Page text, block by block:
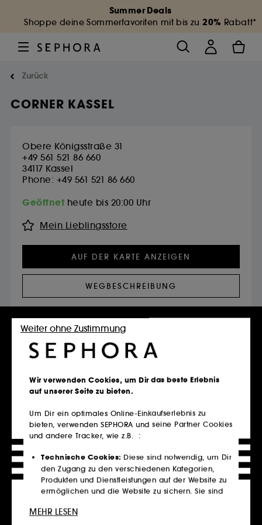
Summer Deals
Shoppe deine Sommerfavoriten mit bis zu20% Rabatt*
Zurück
CORNER KASSEL
Obere Königsstraße 31
+49 561 521 86 660
34117 Kassel
Phone: +49 561 521 86 660
Geöffnet heute bis 20:00 Uhr
Mein Lieblingsstore
AUF DER KARTE ANZEIGEN
WEGBESCHREIBUNG
CORNER KASSEL Öffnungszeiten
Freitag
Samstag
Sonntag
Dienstag
10:00 - 20:00
Donnerstag
10:00 - 20:00
Service buchen
Wir verwenden Cookies, um Dir das beste Erlebnis
auf unserer Seite zu bieten.
Um Dir ein optimales Online-Einkaufserlebnis zu
bieten, verwenden SEPHORA und seine Partner Cookies
und andere Tracker, wie z.B. :
Technische Cookies: Diese sind notwendig, um Dir
den Zugang zu den verschiedenen Kategorien,
Produkten und Dienstleistungen auf der Website zu
ermöglichen und die Website zu sichern. Sie sind
unerlässlich und können nicht deaktiviert werden.
Weiter ohne Zustimmung
MEHR LESEN